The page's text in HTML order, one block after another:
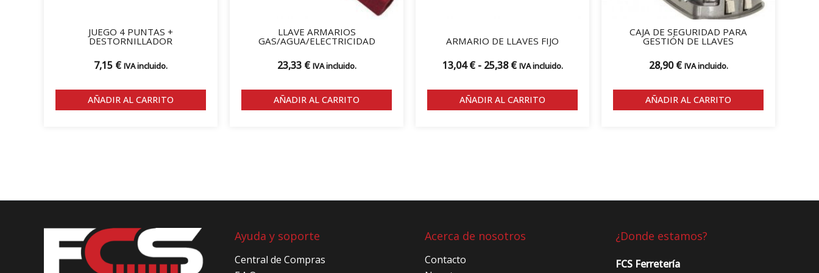
JUEGO 4 PUNTAS +
DESTORNILLADOR
7,15 € IVA incluido.
AÑADIR AL CARRITO
LLAVE ARMARIOS
GAS/AGUA/ELECTRICIDAD
23,33 € IVA incluido.
AÑADIR AL CARRITO
ARMARIO DE LLAVES FIJO
13,04€ - 25,38€ IVA incluido.
AÑADIR AL CARRITO
CAJA DE SEGURIDAD PARA
GESTIÓN DE LLAVES
28,90€ IVA incluido.
AÑADIR AL CARRITO
Ayuda y soporte
Central de Compras
Acerca de nosotros
Contacto
¿Donde estamos?
FCS Ferretería